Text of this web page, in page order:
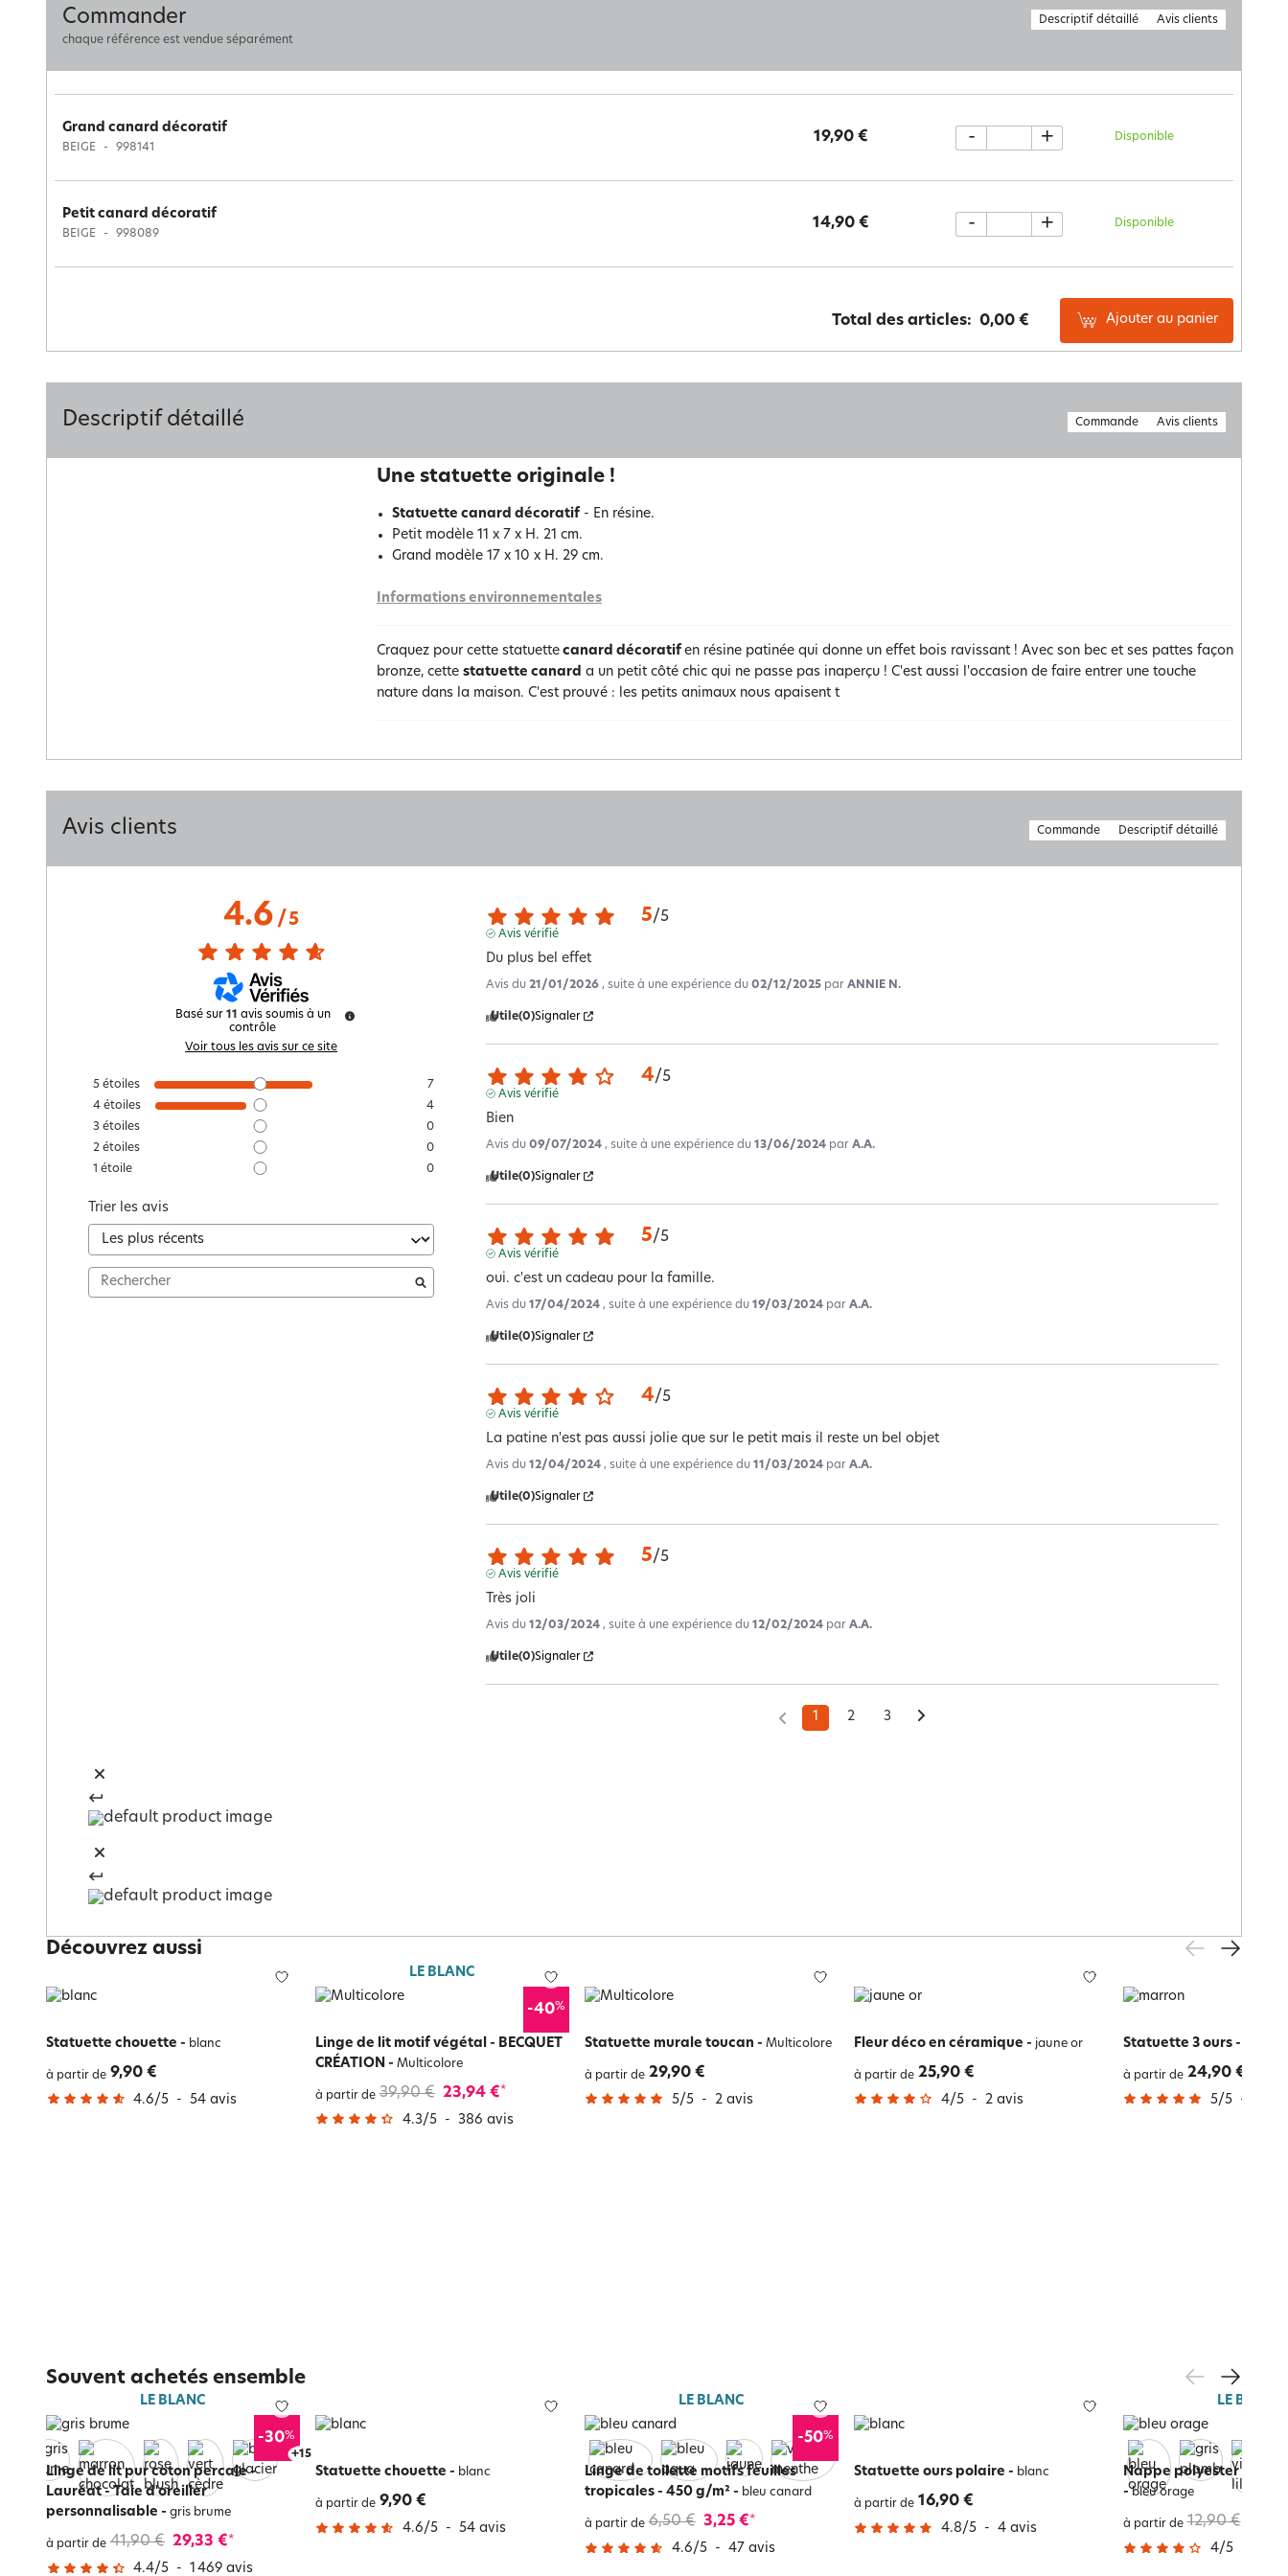
Commander
chaque référence est vendue séparément
Descriptif détaillé Avis clients
Grand canard décoratif
BEIGE 998141
19,90 € Disponible
- +
Petit canard décoratif
BEIGE 998089
14,90 € Disponible
- +
Total des articles: 0,00 € Ajouter au panier
Descriptif détaillé Commande Avis clients
Une statuette originale !
Statuette canard décoratif - En résine.
Petit modèle 11 x 7 x H. 21 cm.
Grand modèle 17 x 10 x H. 29 cm.
Informations environnementales
Craquez pour cette statuette canard décoratif en résine patinée qui donne un effet bois ravissant ! Avec son bec et ses pattes façon
bronze, cette statuette canard a un petit côté chic qui ne passe pas inaperçu ! C'est aussi l'occasion de faire entrer une touche
nature dans la maison. C'est prouvé : les petits animaux nous apaisent t
Avis clients Commande Descriptif détaillé
4.6/ 5
Basé sur 11 avis soumis à un
contrôle
Voir tous les avis sur ce site
5 étoiles
7
4 étoiles
4
3 étoiles
0
2 étoiles
0
1 étoile 0
Trier les avis
5/5
Avis vérifié
Du plus bel effet
Avis du21/01/2026 , suite à une expérience du02/12/2025 parANNIE N.
Utile(0)Signaler
4/5
Avis vérifié
Bien
Avis du09/07/2024 , suite à une expérience du13/06/2024 parA.A.
Utile(0)Signaler
5/5
Avis vérifié
oui. c'est un cadeau pour la famille.
Avis du17/04/2024 , suite à une expérience du19/03/2024 parA.A.
Utile(0)Signaler
4/5
Avis vérifié
La patine n'est pas aussi jolie que sur le petit mais il reste un bel objet
Avis du12/04/2024 , suite à une expérience du11/03/2024 parA.A.
Utile(0)Signaler
5/5
Avis vérifié
Très joli
Avis du12/03/2024 , suite à une expérience du12/02/2024 parA.A.
Utile(0)Signaler
1 2 3
Découvrez aussi
Statuette chouette - blanc
à partir de 9,90 €
4.6/5 - 54 avis
LE BLANC
-40%
Linge de lit motif végétal - BECQUET
CRÉATION - Multicolore
à partir de 39,90 € 23,94 €*
4.3/5 - 386 avis
Statuette murale toucan - Multicolore
à partir de 29,90 €
5/5 - 2 avis
Fleur déco en céramique - jaune or
à partir de 25,90 €
4/5 - 2 avis
Statuette 3 ours-
à partir de 24,90 €
5/5 -
Souvent achetés ensemble
LE BLANC
-30%
+19
Linge de lit pur coton percale -
Lauréat - Taie d'oreiller
personnalisable - gris brume
à partir de 41,90 € 29,33 €*
4.4/5 - 1 469 avis
Statuette chouette - blanc
à partir de 9,90 €
4.6/5 - 54 avis
LE BLANC
-50%
Linge de toilette motifs feuilles
tropicales - 450 g/m²- bleu canard
à partir de 6,50 € 3,25 €*
4.6/5 - 47 avis
Statuette ours polaire - blanc
à partir de 16,90 €
4.8/5 - 4 avis
LE BLANC
Nappe polyester
- bleu orage
à partir de 12,90 €
4/5